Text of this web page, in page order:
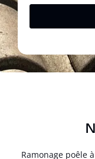
Ramonage poêle